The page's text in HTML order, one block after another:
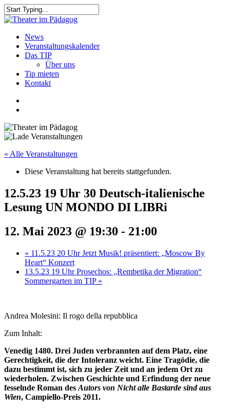
Skip
to
content
Close
search
Menu
News
Veranstaltungskalender
Das TIP
Über uns
Tip mieten
Kontakt
« Alle Veranstaltungen
Diese Veranstaltung hat bereits stattgefunden.
12.5.23 19 Uhr 30 Deutsch-italienische
Lesung UN MONDO DI LIBRi
12. Mai 2023 @ 19:30 - 21:00
« 11.5.23 20 Uhr Jetzt Musik! präsentiert: „Moscow By
Heart“ Konzert
13.5.23 19 Uhr Prosechos: „Rembetika der Migration“
Sommergarten im TIP »
Andrea Molesini: Il rogo della repubblica
Zum Inhalt:
Venedig 1480. Drei Juden verbrannten auf dem Platz, eine
Gerechtigkeit, die der Intoleranz weicht. Eine Tragödie, die
dazu bestimmt ist, sich zu jeder Zeit und an jedem Ort zu
wiederholen. Zwischen Geschichte und Erfindung der neue
fesselnde Roman des Autors von Nicht alle Bastarde sind aus
Wien, Campiello-Preis 2011.